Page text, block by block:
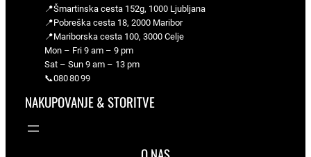
📍Šmartinska cesta 152g, 1000 Ljubljana
📍Pobreška cesta 18, 2000 Maribor
📍Mariborska cesta 100, 3000 Celje
Mon – Fri 9 am – 9 pm
Sat – Sun 9 am – 13 pm
📞080 80 99
NAKUPOVANJE & STORITVE